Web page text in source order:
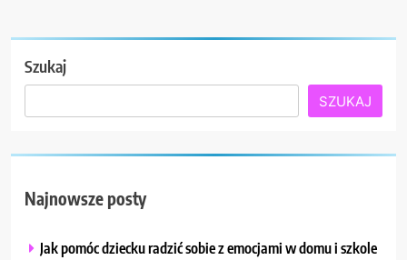
Szukaj
SZUKAJ
Najnowsze posty
Jak pomóc dziecku radzić sobie z emocjami w domu i szkole